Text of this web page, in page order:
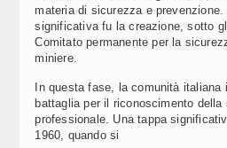
materia di sicurezza e
significativa fu la creazione, sotto
Comitato permanente per la
miniere.
In questa fase, la comunità
battaglia per il riconoscimento
professionale. Una tappa
1960, quando si